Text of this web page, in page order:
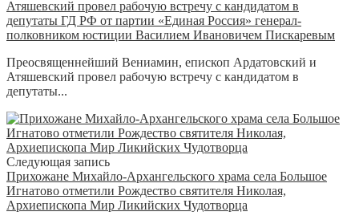
Атяшевский провел рабочую встречу с кандидатом в
депутаты ГД РФ от партии «Единая Россия» генерал-
полковником юстиции Василием Ивановичем Пискаревым
Преосвященнейший Вениамин, епископ Ардатовский и
Атяшевский провел рабочую встречу с кандидатом в
депутаты...
Следующая запись
Прихожане Михайло-Архангельского храма села Большое
Игнатово отметили Рождество святителя Николая,
Архиепископа Мир Ликийских Чудотворца